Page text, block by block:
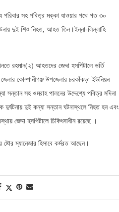
পরিবার সহ পবিত্র মক্কা যাওয়ার পথে গত ৩০
দুই শিশু নিহত, আহত তিন।ইন্না-লিল্লাহি
রহমান(২) আহতদের জেদ্দা হসপিটালে ভর্তি
কোম্পানীগঞ্জ উপজেলার চরকাঁকড়া ইউনিয়ন
সন্তান সহ ওমরাহ পালনের উদ্দেশ্যে পবিত্র মদিনা
দুর্ঘটনায় দুই কন্যা সন্তান ঘটনাস্থলে নিহত হন এবং
জেদ্দা হসপিটালে চিকিৎসাধীন রয়েছে ।
ষ্টোর ম্যানেজার হিসাবে কর্মরত আছেন।